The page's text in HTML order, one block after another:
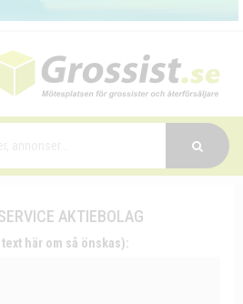
AKTIEBOLAG
här om så önskas):